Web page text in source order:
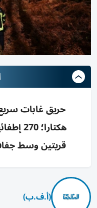
قريتين وسط
(أ.ف.ب)